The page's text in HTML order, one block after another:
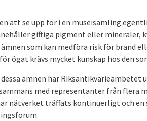
att se upp för i en museisamling
giftiga pigment eller mineraler,
som kan medföra risk för brand
ögat krävs mycket kunskap hos den
ämnen har Riksantikvarieämbetet
med representanter från flera
nätverket träffats kontinuerligt och en